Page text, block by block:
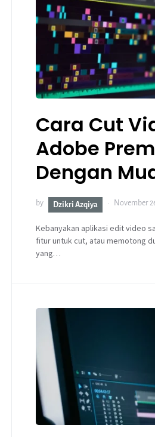
Cara Cut
Adobe
Dengan
by Dzikri Azqiya November
Kebanyakan aplikasi edit video
fitur untuk cut, atau memotong
yang…